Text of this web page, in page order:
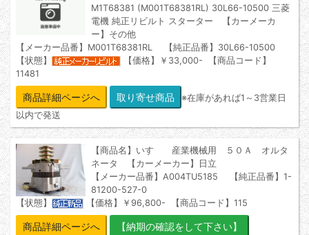
M1T68381 (M001T68381RL) 30L66-10500 三菱
電機 純正リビルト スターター 【カーメーカ
ー】その他
【メーカー品番】M001T68381RL 【純正品番】30L66-10500
【状態】
【価格】￥33,000- 【商品コード】
11481
商品詳細ページへ
※在庫があれば1～3営業日
以内で発送
【商品名】いすゞ 産業機械用 ５０Ａ オルタ
ネータ 【カーメーカー】日立
【メーカー品番】A004TU5185 【純正品番】1-
81200-527-0
【状態】
【価格】￥96,800- 【商品コード】115
商品詳細ページへ